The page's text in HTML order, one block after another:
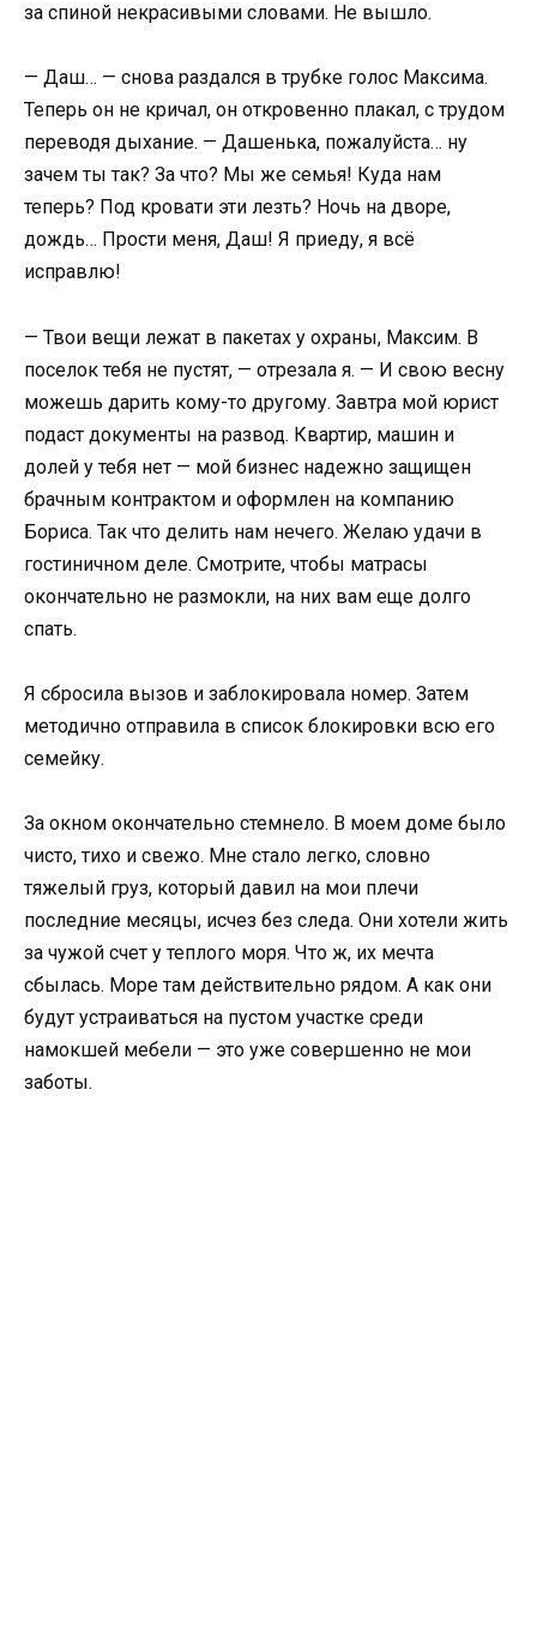
за спиной некрасивыми словами. Не вышло.
— Даш… — снова раздался в трубке голос Максима.
Теперь он не кричал, он откровенно плакал, с трудом
переводя дыхание. — Дашенька, пожалуйста… ну
зачем ты так? За что? Мы же семья! Куда нам
теперь? Под кровати эти лезть? Ночь на дворе,
дождь… Прости меня, Даш! Я приеду, я всё
исправлю!
— Твои вещи лежат в пакетах у охраны, Максим. В
поселок тебя не пустят, — отрезала я. — И свою весну
можешь дарить кому-то другому. Завтра мой юрист
подаст документы на развод. Квартир, машин и
долей у тебя нет — мой бизнес надежно защищен
брачным контрактом и оформлен на компанию
Бориса. Так что делить нам нечего. Желаю удачи в
гостиничном деле. Смотрите, чтобы матрасы
окончательно не размокли, на них вам еще долго
спать.
Я сбросила вызов и заблокировала номер. Затем
методично отправила в список блокировки всю его
семейку.
За окном окончательно стемнело. В моем доме было
чисто, тихо и свежо. Мне стало легко, словно
тяжелый груз, который давил на мои плечи
последние месяцы, исчез без следа. Они хотели жить
за чужой счет у теплого моря. Что ж, их мечта
сбылась. Море там действительно рядом. А как они
будут устраиваться на пустом участке среди
намокшей мебели — это уже совершенно не мои
заботы.